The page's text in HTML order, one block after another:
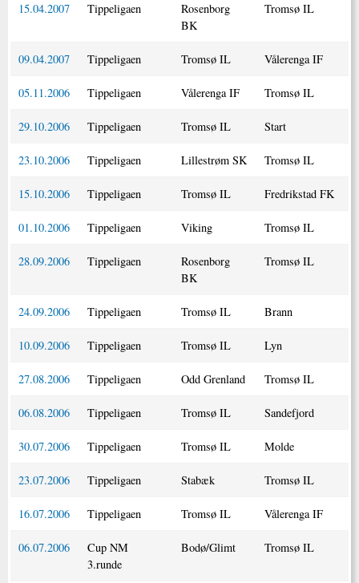
15.04.2007 Tippeligaen
Rosenborg
BK
Tromsø IL
09.04.2007 Tippeligaen Tromsø IL Vålerenga IF
05.11.2006 Tippeligaen Vålerenga IF Tromsø IL
29.10.2006 Tippeligaen Tromsø IL Start
23.10.2006 Tippeligaen Lillestrøm SK Tromsø IL
15.10.2006 Tippeligaen Tromsø IL Fredrikstad FK
01.10.2006 Tippeligaen Viking Tromsø IL
28.09.2006 Tippeligaen
Rosenborg
BK
Tromsø IL
24.09.2006 Tippeligaen Tromsø IL Brann
10.09.2006 Tippeligaen Tromsø IL Lyn
27.08.2006 Tippeligaen Odd Grenland Tromsø IL
06.08.2006 Tippeligaen Tromsø IL Sandefjord
30.07.2006 Tippeligaen Tromsø IL Molde
23.07.2006 Tippeligaen Stabæk Tromsø IL
16.07.2006 Tippeligaen Tromsø IL Vålerenga IF
06.07.2006
Cup NM
3.runde
Bodø/Glimt Tromsø IL